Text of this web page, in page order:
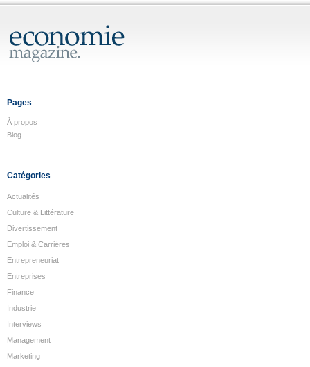
Pages
À propos
Blog
Catégories
Actualités
Culture & Littérature
Divertissement
Emploi & Carrières
Entrepreneuriat
Entreprises
Finance
Industrie
Interviews
Management
Marketing